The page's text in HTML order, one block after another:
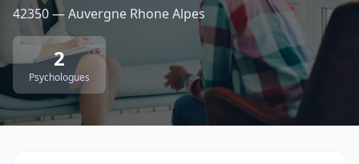
42350 — Auvergne Rhone Alpes
2
Psychologues